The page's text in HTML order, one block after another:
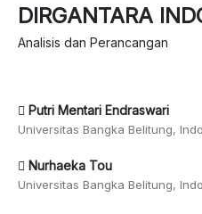
DIRGANTARA
Analisis dan Perancangan
Putri Mentari Endraswari
Universitas Bangka Belitung,
Nurhaeka Tou
Universitas Bangka Belitung,